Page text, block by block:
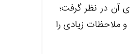
آن در نظر گرفت؛
ملاحظات زیادی را